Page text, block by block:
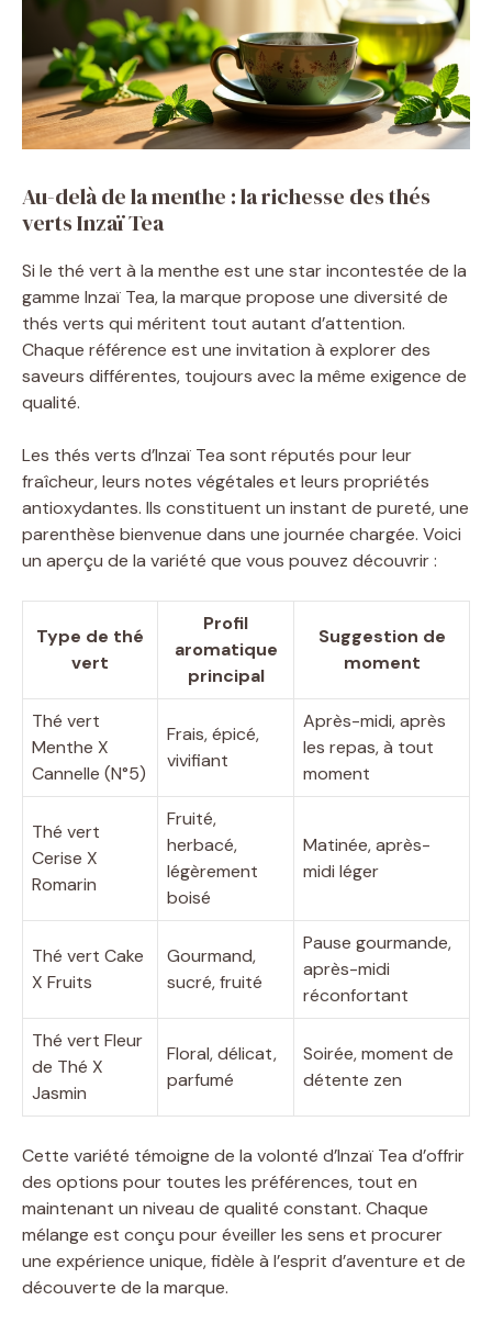
Au-delà de la menthe : la richesse des thés
verts Inzaï Tea
Si le thé vert à la menthe est une star incontestée de la
gamme Inzaï Tea, la marque propose une diversité de
thés verts qui méritent tout autant d’attention.
Chaque référence est une invitation à explorer des
saveurs différentes, toujours avec la même exigence de
qualité.
Les thés verts d’Inzaï Tea sont réputés pour leur
fraîcheur, leurs notes végétales et leurs propriétés
antioxydantes. Ils constituent un instant de pureté, une
parenthèse bienvenue dans une journée chargée. Voici
un aperçu de la variété que vous pouvez découvrir :
Type de thé
vert
Profil
aromatique
principal
Suggestion de
moment
Thé vert
Menthe X
Cannelle (N°5)
Frais, épicé,
vivifiant
Après-midi, après
les repas, à tout
moment
Thé vert
Cerise X
Romarin
Fruité,
herbacé,
légèrement
boisé
Matinée, après-
midi léger
Thé vert Cake
X Fruits
Gourmand,
sucré, fruité
Pause gourmande,
après-midi
réconfortant
Thé vert Fleur
de Thé X
Jasmin
Floral, délicat,
parfumé
Soirée, moment de
détente zen
Cette variété témoigne de la volonté d’Inzaï Tea d’offrir
des options pour toutes les préférences, tout en
maintenant un niveau de qualité constant. Chaque
mélange est conçu pour éveiller les sens et procurer
une expérience unique, fidèle à l’esprit d’aventure et de
découverte de la marque.